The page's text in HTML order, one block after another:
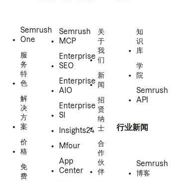
Semrush
One
服
务
特
色
解
决
方
案
价
格
免
费
Semrush
MCP
Enterprise
SEO
Enterprise
AIO
Enterprise
SI
Insights24
Mfour
App
Center
关
于
我
们
新
闻
招
贤
纳
士
合
作
伙
伴
知
识
库
学
院
Semrush
API
行业新闻
Semrush
博客